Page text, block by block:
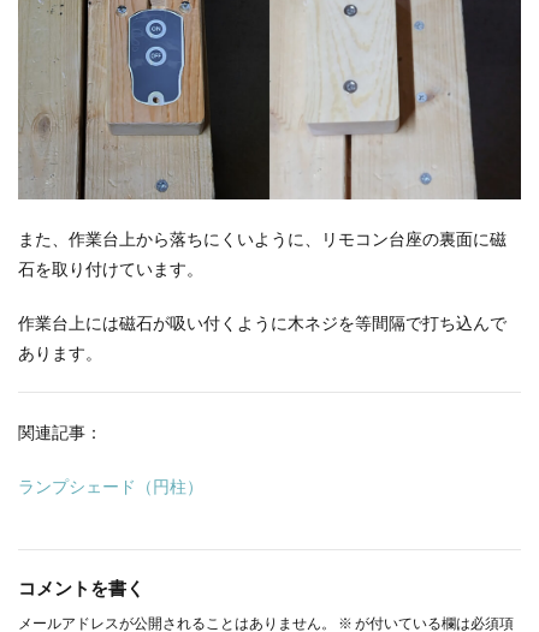
また、作業台上から落ちにくいように、リモコン台座の裏面に磁
石を取り付けています。
作業台上には磁石が吸い付くように木ネジを等間隔で打ち込んで
あります。
関連記事：
ランプシェード（円柱）
コメントを書く
メールアドレスが公開されることはありません。 ※ が付いている欄は必須項